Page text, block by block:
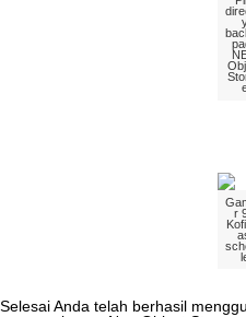
r
SelesaiAnda telah berhasil